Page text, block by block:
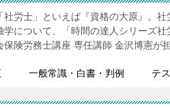
「社労士」といえば『資格の大原』。
学について、「時間の達人シリーズ
保険労務士講座 専任講師 金沢博憲が
一般常識・白書・判例 テ